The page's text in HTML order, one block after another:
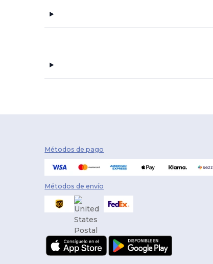
Métodos de pago
Métodos de envío